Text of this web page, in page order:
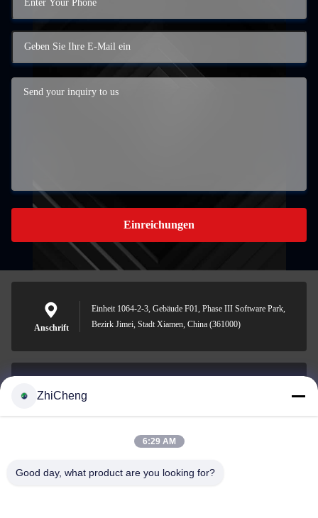
Einreichungen
Anschrift
Einheit 1064-2-3, Gebäude F01, Phase III Software Park,
Bezirk Jimei, Stadt Xiamen, China (361000)
0086-592-5636807
ZhiCheng
6:29 AM
Good day, what product are you looking for?